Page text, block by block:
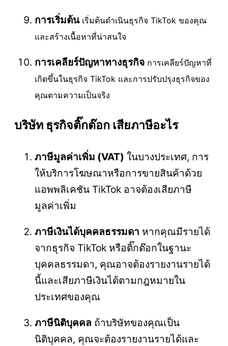
การเริ่มต้น เริ่มต้นดำเนินธุรกิจ TikTok ของคุณ
และสร้างเนื้อหาที่น่าสนใจ
การเคลียร์ปัญหาทางธุรกิจ การเคลียร์ปัญหาที่
เกิดขึ้นในธุรกิจ TikTok และการปรับปรุงธุรกิจของ
คุณตามความเป็นจริง
บริษัท ธุรกิจติ๊กต๊อก เสียภาษีอะไร
ภาษีมูลค่าเพิ่ม (VAT) ในบางประเทศ, การ
ให้บริการโฆษณาหรือการขายสินค้าด้วย
แอพพลิเคชัน TikTok อาจต้องเสียภาษี
มูลค่าเพิ่ม
ภาษีเงินได้บุคคลธรรมดา หากคุณมีรายได้
จากธุรกิจ TikTok หรือติ๊กต๊อกในฐานะ
บุคคลธรรมดา, คุณอาจต้องรายงานรายได้
นี้และเสียภาษีเงินได้ตามกฎหมายใน
ประเทศของคุณ
ภาษีนิติบุคคล ถ้าบริษัทของคุณเป็น
นิติบุคคล, คุณจะต้องรายงานรายได้และ